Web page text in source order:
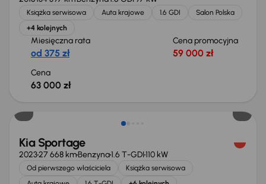
Książka serwisowa Auta krajowe 1.6 GDI
Salon Polska
+4 kolejnych
Miesięczna rata
od 375 zł
Cena promocyjna
59 000 zł
Cena
63 000 zł
Kia Sportage
202327 668 kmBenzyna1.6 T-GDI110 kW
Od pierwszego właściciela
Książka serwisowa